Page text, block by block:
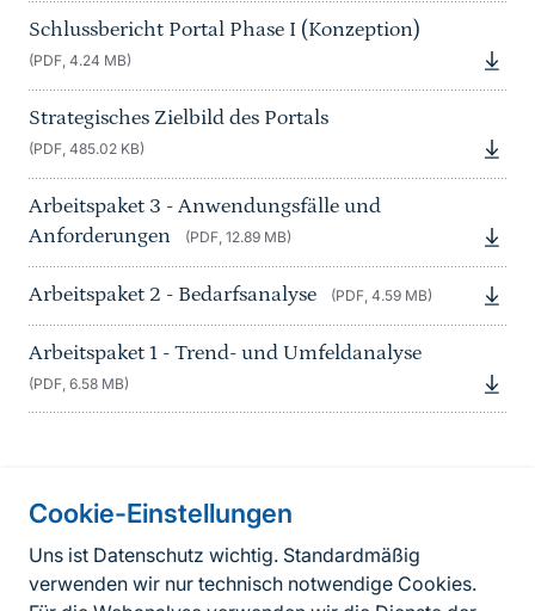
Cookie-Einstellungen
Uns ist Datenschutz wichtig. Standardmäßig
verwenden wir nur technisch notwendige Cookies.
Schlussbericht Portal Phase I (Konzeption)
(PDF, 4.24 MB)
Strategisches Zielbild des Portals
(PDF, 485.02 KB)
Arbeitspaket 3 - Anwendungsfälle und
Anforderungen
(PDF, 12.89 MB)
Arbeitspaket 2 - Bedarfsanalyse (PDF, 4.59 MB)
Arbeitspaket 1 - Trend- und Umfeldanalyse
(PDF, 6.58 MB)
FußzeileKontakt
FAQ